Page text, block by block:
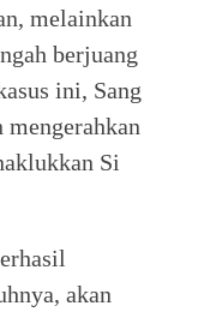
melainkan
berjuang
ini, Sang
mengerahkan
Si
akan